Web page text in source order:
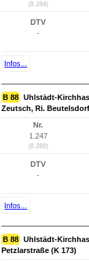
(8.284)
DTV
-
Infos...
B 88 Uhlstädt-
Zeutsch, Ri.
Nr.
1.247
(8.288)
DTV
-
Infos...
B 88 Uhlstädt-
Petzlarstraße (K 173)